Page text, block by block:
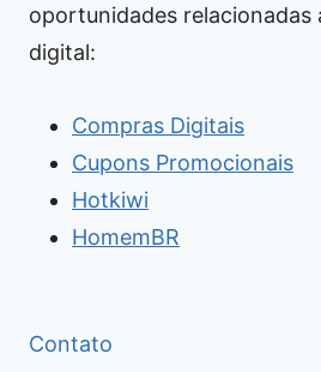
oportunidades relacionadas
digital:
Compras Digitais
Cupons Promocionais
Hotkiwi
HomemBR
Contato